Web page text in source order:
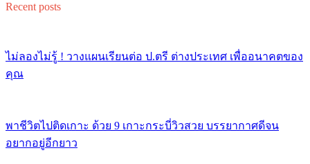
Recent posts
ไม่ลองไม่รู้ ! วางแผนเรียนต่อ ป.ตรี ต่างประเทศ เพื่ออนาคตของ
คุณ
พาชีวิตไปติดเกาะ ด้วย 9 เกาะกระบี่วิวสวย บรรยากาศดีจน
อยากอยู่อีกยาว